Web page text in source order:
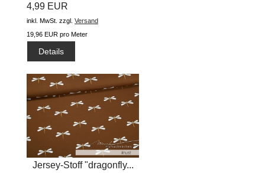
4,99 EUR
inkl. MwSt. zzgl. Versand
19,96 EUR pro Meter
Details
Jersey-Stoff "dragonfly...